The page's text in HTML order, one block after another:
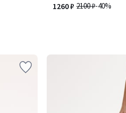
2100 ₽-40%
1260 ₽